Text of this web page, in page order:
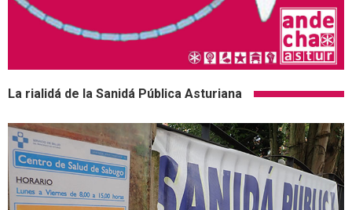
La rialidá de la Sanidá Pública Asturiana